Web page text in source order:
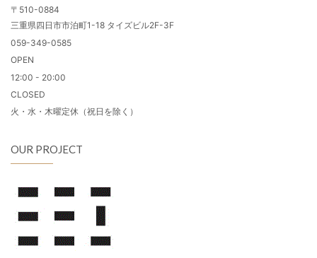
〒510-0884
三重県四日市市泊町1-18 タイズビル2F-3F
059-349-0585
OPEN
12:00 - 20:00
CLOSED
火・水・木曜定休（祝日を除く）
OUR PROJECT